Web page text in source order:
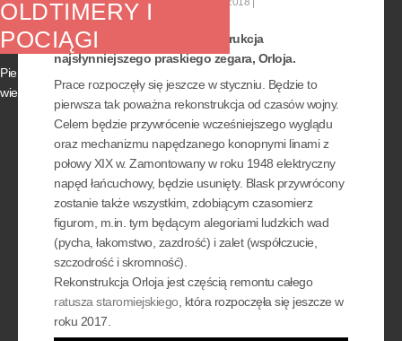
Około pół roku potrwa rekonstrukcja
najsłynniejszego praskiego zegara, Orloja.
Prace rozpoczęły się jeszcze w styczniu. Będzie to
pierwsza tak poważna rekonstrukcja od czasów wojny.
Celem będzie przywrócenie wcześniejszego wyglądu
oraz mechanizmu napędzanego konopnymi linami z
połowy XIX w. Zamontowany w roku 1948 elektryczny
napęd łańcuchowy, będzie usunięty. Blask przywrócony
zostanie także wszystkim, zdobiącym czasomierz
figurom, m.in. tym będącym alegoriami ludzkich wad
(pycha, łakomstwo, zazdrość) i zalet (współczucie,
szczodrość i skromność).
Rekonstrukcja Orloja jest częścią remontu całego
ratusza staromiejskiego, która rozpoczęła się jeszcze w
roku 2017.
OLDTIMERY I
POCIĄGI
Pierwszy czerwcowy weekend przyniesie
wiele wydarzeń, atrakcyjnych nie tylko dla...